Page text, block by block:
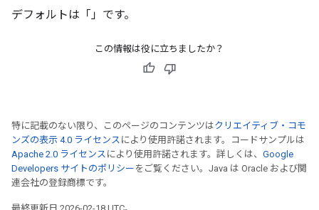
デフォルトは「」です。
この情報は役に立ちましたか？
特に記載のない限り、このページのコンテンツはクリエイティブ・コモ
ンズの表示 4.0 ライセンス により使用許諾されます。コードサンプルは
Apache 2.0 ライセンス により使用許諾されます。詳しくは、 Google
Developers サイトのポリシー をご覧ください。Java は Oracle および関
連会社の登録商標です。